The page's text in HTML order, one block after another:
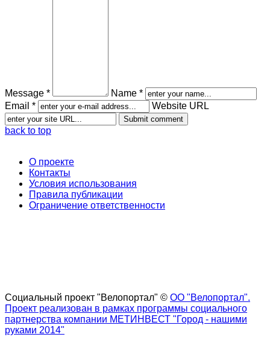
Message *
Name *
Email *
Website URL
back to top
О проекте
Контакты
Условия использования
Правила публикации
Ограничение ответственности
Социальный проект "Велопортал" © ОО "Велопортал".
Проект реализован в рамках программы социального
партнерства компании МЕТИНВЕСТ "Город - нашими
руками 2014"